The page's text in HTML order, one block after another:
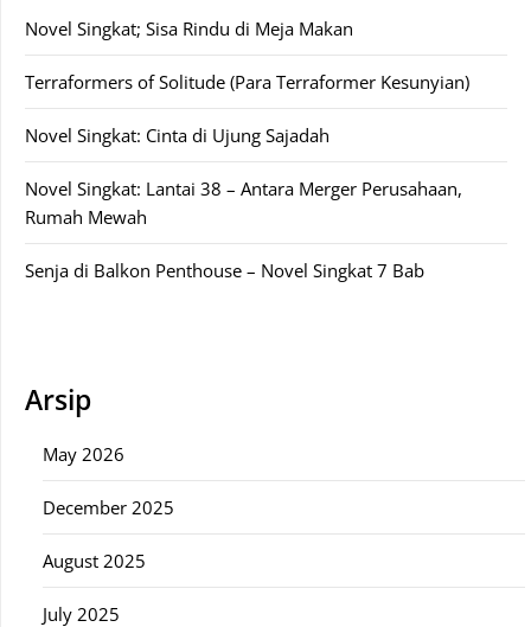
Novel Singkat; Sisa Rindu di Meja Makan
Terraformers of Solitude (Para Terraformer Kesunyian)
Novel Singkat: Cinta di Ujung Sajadah
Novel Singkat: Lantai 38 – Antara Merger Perusahaan,
Rumah Mewah
Senja di Balkon Penthouse – Novel Singkat 7 Bab
Arsip
May 2026
December 2025
August 2025
July 2025